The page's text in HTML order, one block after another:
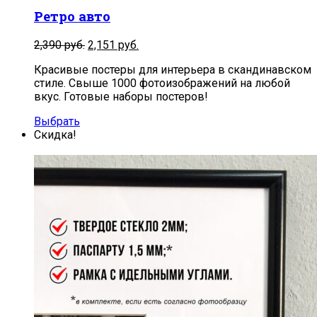
Ретро авто
2,390руб. 2,151 руб.
Красивые постеры для интерьера в скандинавском
стиле. Свыше 1000 фотоизображений на любой
вкус. Готовые наборы постеров!
Выбрать
Скидка!